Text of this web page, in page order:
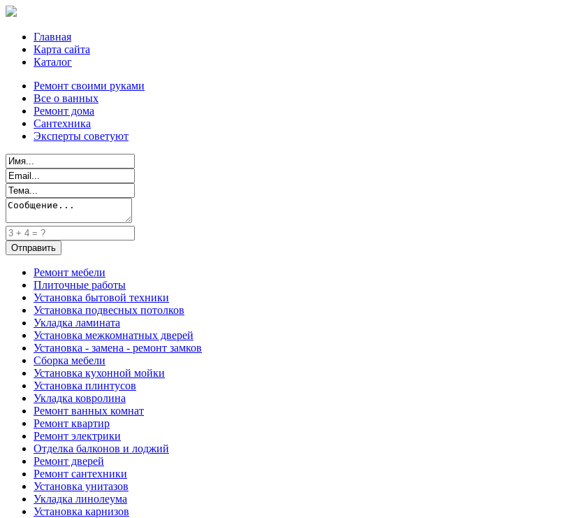
Главная
Карта сайта
Каталог
Ремонт своими руками
Все о ванных
Ремонт дома
Сантехника
Эксперты советуют
Ремонт мебели
Плиточные работы
Установка бытовой техники
Установка подвесных потолков
Укладка ламината
Установка межкомнатных дверей
Установка - замена - ремонт замков
Сборка мебели
Установка кухонной мойки
Установка плинтусов
Укладка ковролина
Ремонт ванных комнат
Ремонт квартир
Ремонт электрики
Отделка балконов и лоджий
Ремонт дверей
Ремонт сантехники
Установка унитазов
Укладка линолеума
Установка карнизов